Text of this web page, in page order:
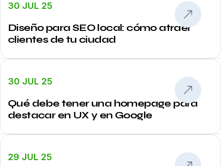
30 JUL 25
Diseño para SEO local: cómo atraer
clientes de tu ciudad
30 JUL 25
Qué debe tener una homepage para
destacar en UX y en Google
29 JUL 25